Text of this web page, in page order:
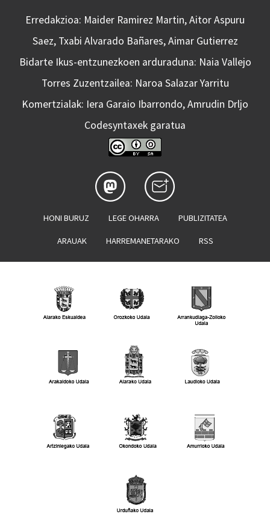
Erredakzioa: Maider Ramirez Martin, Aitor Aspuru
Saez, Txabi Alvarado Bañares, Aimar Gutierrez
Bidarte Ikus-entzunezkoen arduraduna: Naia Vallejo
Torres Zuzentzailea: Naroa Salazar Yarritu
Komertzialak: Iera Garaio Ibarrondo, Amrudin Drljo
Codesyntaxek garatua
HONI BURUZ LEGE OHARRA PUBLIZITATEA
ARAUAK HARREMANETARAKO RSS